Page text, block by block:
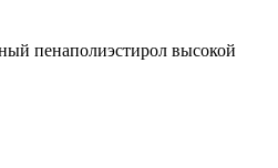
пенаполиэстирол высокой